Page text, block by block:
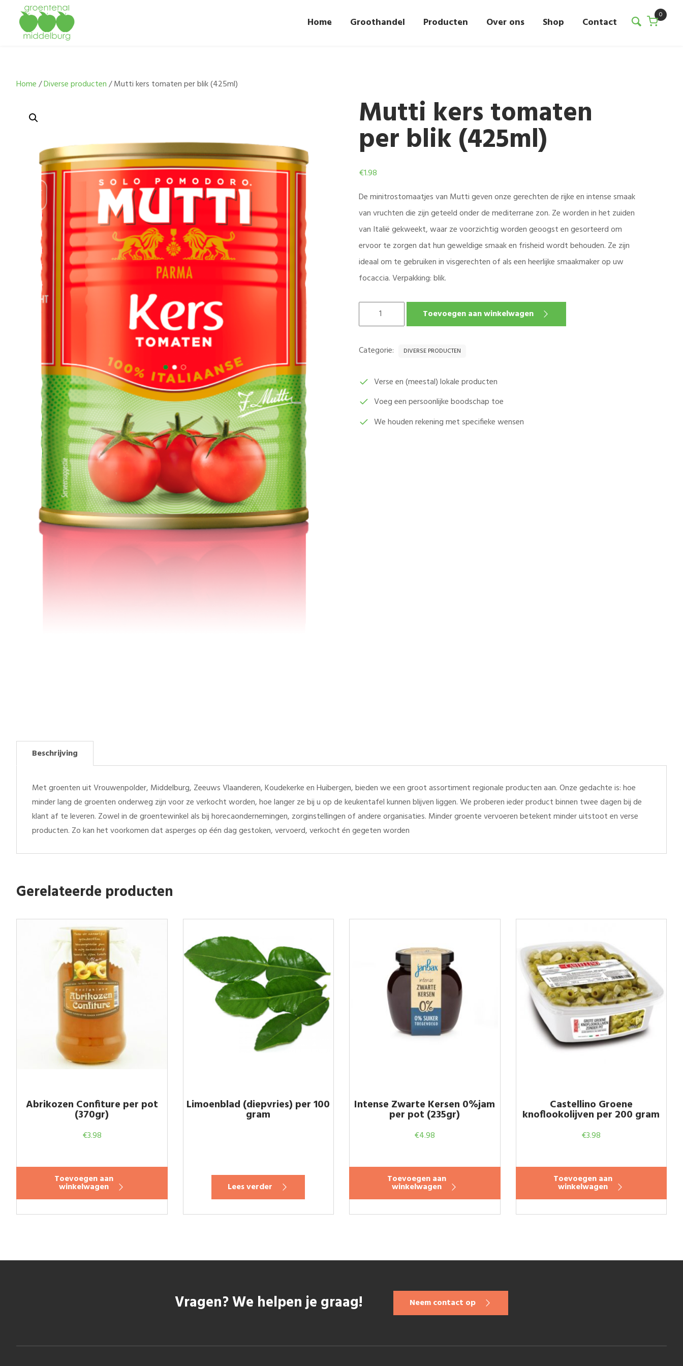
Home Groothandel Producten Over ons Shop Contact
0
Home/Diverse producten/ Mutti kers tomaten per blik (425ml)
Mutti kers tomaten
per blik (425ml)
€1.98
De minitrostomaatjes van Mutti geven onze gerechten de rijke en intense smaak
van vruchten die zijn geteeld onder de mediterrane zon. Ze worden in het zuiden
van Italië gekweekt, waar ze voorzichtig worden geoogst en gesorteerd om
ervoor te zorgen dat hun geweldige smaak en frisheid wordt behouden. Ze zijn
ideaal om te gebruiken in visgerechten of als een heerlijke smaakmaker op uw
focaccia. Verpakking: blik.
BLIK
AANTAL
Toevoegen aan winkelwagen
Categorie: DIVERSE PRODUCTEN
Verse en (meestal) lokale producten
Voeg een persoonlijke boodschap toe
We houden rekening met specifieke wensen
Beschrijving
Met groenten uit Vrouwenpolder, Middelburg, Zeeuws Vlaanderen, Koudekerke en Huibergen, bieden we een groot assortiment regionale producten aan. Onze gedachte is: hoe
minder lang de groenten onderweg zijn voor ze verkocht worden, hoe langer ze bij u op de keukentafel kunnen blijven liggen. We proberen ieder product binnen twee dagen bij de
klant af te leveren. Zowel in de groentewinkel als bij horecaondernemingen, zorginstellingen of andere organisaties. Minder groente vervoeren betekent minder uitstoot en verse
producten. Zo kan het voorkomen dat asperges op één dag gestoken, vervoerd, verkocht én gegeten worden
Gerelateerde producten
Abrikozen Confiture per pot
(370gr)
€3.98
Toevoegen aan
winkelwagen
Limoenblad (diepvries) per 100
gram
Lees verder
Intense Zwarte Kersen 0%jam
per pot (235gr)
€4.98
Toevoegen aan
winkelwagen
Castellino Groene
knoflookolijven per 200 gram
€3.98
Toevoegen aan
winkelwagen
Vragen? We helpen je graag! Neem contact op